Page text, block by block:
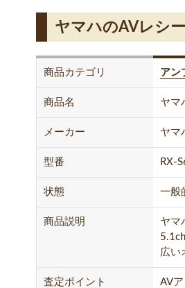
ヤマハのAVレシ
商品カテゴリ アン
商品名 ヤマ
メーカー ヤマ
型番 RX-
状態 一般
商品説明
ヤマ
広い
査定ポイント
AV